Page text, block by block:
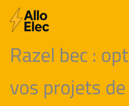
contenu
Razel bec :
vos projets de